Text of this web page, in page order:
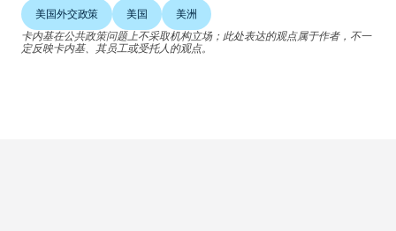
美国外交政策 美国
美洲
卡内基在公共政策问题上不采取机构立场；此处表达的观点属于作者，不一
定反映卡内基、其员工或受托人的观点。